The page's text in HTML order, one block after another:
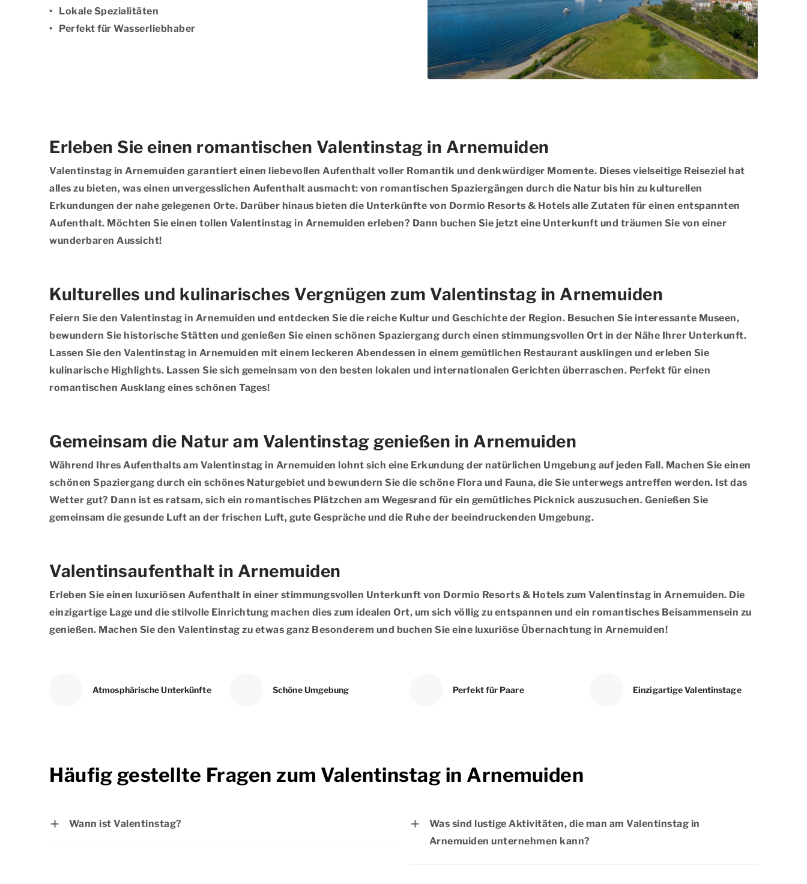
Lokale Spezialitäten
Perfekt für Wasserliebhaber
Erleben Sie einen romantischen Valentinstag in Arnemuiden
Valentinstag in Arnemuiden garantiert einen liebevollen Aufenthalt voller Romantik und denkwürdiger Momente. Dieses vielseitige Reiseziel hat
alles zu bieten, was einen unvergesslichen Aufenthalt ausmacht: von romantischen Spaziergängen durch die Natur bis hin zu kulturellen
Erkundungen der nahe gelegenen Orte. Darüber hinaus bieten die Unterkünfte von Dormio Resorts & Hotels alle Zutaten für einen entspannten
Aufenthalt. Möchten Sie einen tollen Valentinstag in Arnemuiden erleben? Dann buchen Sie jetzt eine Unterkunft und träumen Sie von einer
wunderbaren Aussicht!
Kulturelles und kulinarisches Vergnügen zum Valentinstag in Arnemuiden
Feiern Sie den Valentinstag in Arnemuiden und entdecken Sie die reiche Kultur und Geschichte der Region. Besuchen Sie interessante Museen,
bewundern Sie historische Stätten und genießen Sie einen schönen Spaziergang durch einen stimmungsvollen Ort in der Nähe Ihrer Unterkunft.
Lassen Sie den Valentinstag in Arnemuiden mit einem leckeren Abendessen in einem gemütlichen Restaurant ausklingen und erleben Sie
kulinarische Highlights. Lassen Sie sich gemeinsam von den besten lokalen und internationalen Gerichten überraschen. Perfekt für einen
romantischen Ausklang eines schönen Tages!
Gemeinsam die Natur am Valentinstag genießen in Arnemuiden
Während Ihres Aufenthalts am Valentinstag in Arnemuiden lohnt sich eine Erkundung der natürlichen Umgebung auf jeden Fall. Machen Sie einen
schönen Spaziergang durch ein schönes Naturgebiet und bewundern Sie die schöne Flora und Fauna, die Sie unterwegs antreffen werden. Ist das
Wetter gut? Dann ist es ratsam, sich ein romantisches Plätzchen am Wegesrand für ein gemütliches Picknick auszusuchen. Genießen Sie
gemeinsam die gesunde Luft an der frischen Luft, gute Gespräche und die Ruhe der beeindruckenden Umgebung.
Valentinsaufenthalt in Arnemuiden
Erleben Sie einen luxuriösen Aufenthalt in einer stimmungsvollen Unterkunft von Dormio Resorts & Hotels zum Valentinstag in Arnemuiden. Die
einzigartige Lage und die stilvolle Einrichtung machen dies zum idealen Ort, um sich völlig zu entspannen und ein romantisches Beisammensein zu
genießen. Machen Sie den Valentinstag zu etwas ganz Besonderem und buchen Sie eine luxuriöse Übernachtung in Arnemuiden!
Atmosphärische Unterkünfte Schöne Umgebung Perfekt für Paare Einzigartige Valentinstage
Häufig gestellte Fragen zum Valentinstag in Arnemuiden
Wann ist Valentinstag?
Was sind lustige Aktivitäten, die man am Valentinstag in
Arnemuiden unternehmen kann?